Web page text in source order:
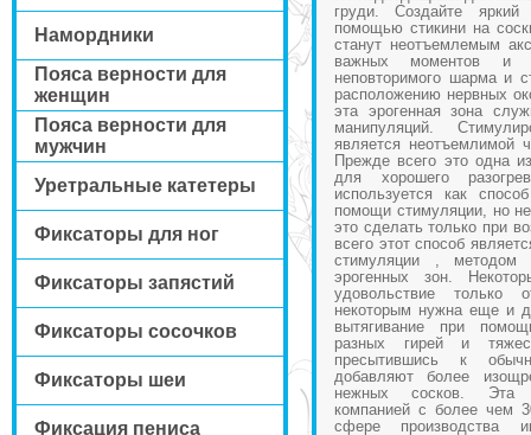
Намордники
Пояса верности для
женщин
Пояса верности для
мужчин
Уретральные катетеры
Фиксаторы для ног
Фиксаторы запястий
Фиксаторы сосочков
Фиксаторы шеи
Фиксация пениса
груди. Создайте
помощью стикини на
станут неотъемлемым
важных моментов и
неповторимого шарма и
расположению нервных
эта эрогенная зона
манипуляций.
является неотъемлимой
Прежде всего это одна
для хорошего
используется как
помощи стимуляции, но
это сделать только при
всего этот способ
стимуляции , методом
эрогенных зон.
удовольствие только
некоторым нужна еще и
вытягивание при
разных гирей и
пресытившись к
добавляют более
нежных сосков. Эта
компанией с более чем
сфере производства